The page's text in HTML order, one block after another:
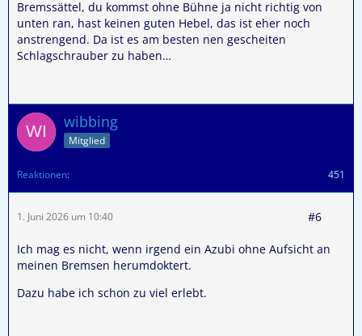
Bremssättel, du kommst ohne Bühne ja nicht richtig von
unten ran, hast keinen guten Hebel, das ist eher noch
anstrengend. Da ist es am besten nen gescheiten
Schlagschrauber zu haben…
wibbing
Mitglied
Reaktionen 451
1. Juni 2026 um 10:40 #6
Ich mag es nicht, wenn irgend ein Azubi ohne Aufsicht an
meinen Bremsen herumdoktert.
Dazu habe ich schon zu viel erlebt.